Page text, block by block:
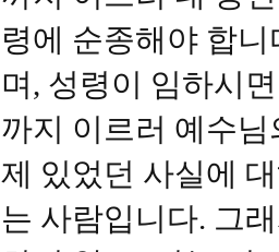
령에 순종해야 합
며, 성령이 임하시
까지 이르러 예수님
제 있었던 사실에
는 사람입니다. 그